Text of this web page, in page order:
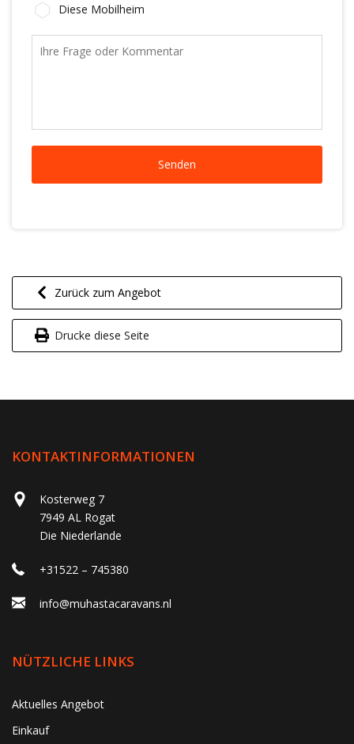
Diese Mobilheim
Zurück zum Angebot
Drucke diese Seite
KONTAKTINFORMATIONEN
Kosterweg 7
7949 AL Rogat
Die Niederlande
+31522 – 745380
info@muhastacaravans.nl
NÜTZLICHE LINKS
Aktuelles Angebot
Einkauf